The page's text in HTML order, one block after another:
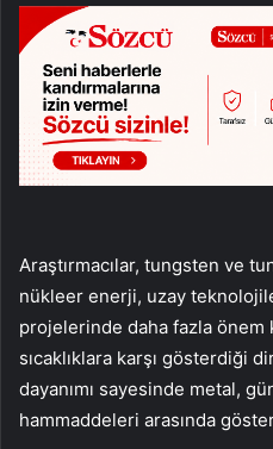
Araştırmacılar, tungsten ve
nükleer enerji, uzay
projelerinde daha fazla önem
sıcaklıklara karşı gösterdiği
dayanımı sayesinde metal,
hammaddeleri arasında